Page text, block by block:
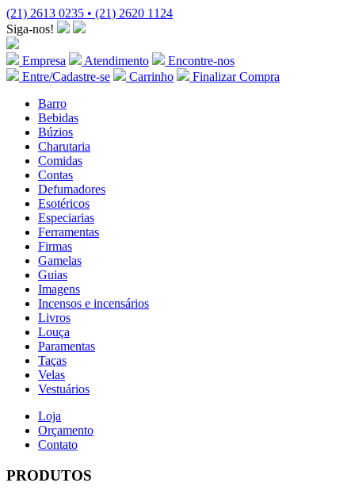
(21) 2613 0235 • (21) 2620 1124
Siga-nos!
Empresa Atendimento
Encontre-nos
Entre/Cadastre-se
Carrinho
Finalizar Compra
Barro
Bebidas
Búzios
Charutaria
Comidas
Contas
Defumadores
Esotéricos
Especiarias
Ferramentas
Firmas
Gamelas
Guias
Imagens
Incensos e incensários
Livros
Louça
Paramentas
Taças
Velas
Vestuários
Loja
Orçamento
Contato
PRODUTOS